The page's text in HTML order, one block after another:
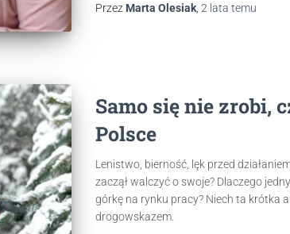
Przez Marta Olesiak, 2 lata temu
Samo się nie zrobi,
Polsce
Lenistwo, bierność, lęk przed
zaczął walczyć o swoje? Dlaczego
górkę na rynku pracy? Niech ta krótka
drogowskazem.